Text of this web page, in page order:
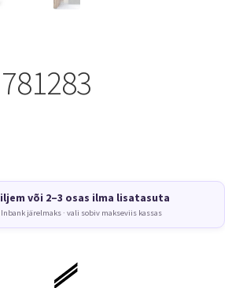
või 2–3 osas ilma lisatasuta
Inbank järelmaks · vali sobiv makseviis kassas